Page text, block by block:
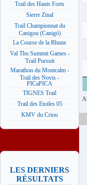
Trail des Hauts Forts
Sierre Zinal
Trail Championnat du
Canigou (Canigó)
La Course de la Rhune
Val Tho Summit Games -
Trail Pursuit
Marathon du Montcalm -
Trail des Novis -
PICaPICA
TIGNES Trail
Trail des Etoiles 05
KMV du Criou
LES DERNIERS
RÉSULTATS